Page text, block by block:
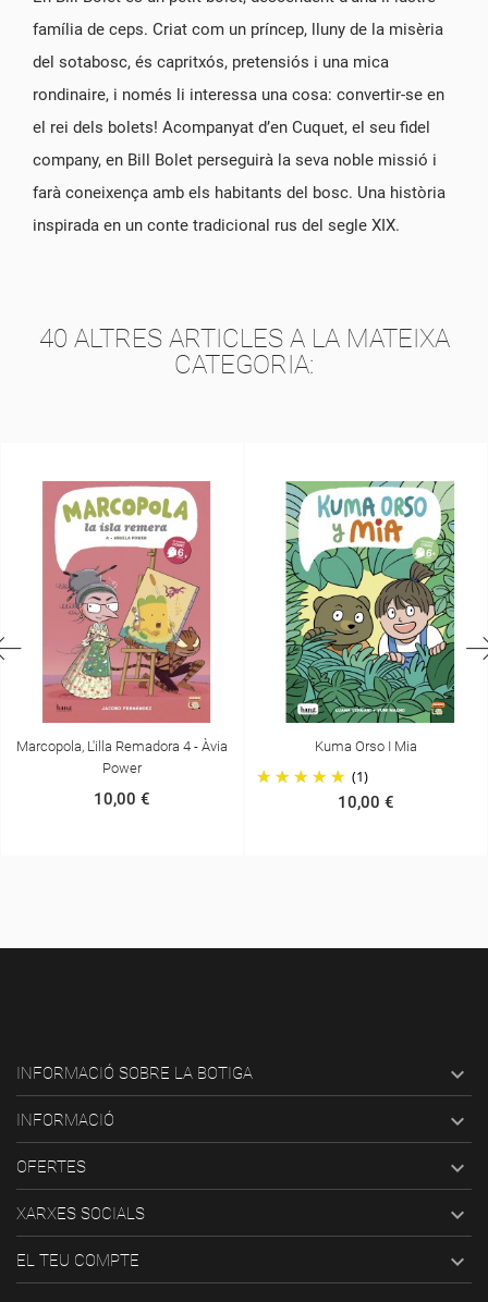
família de ceps. Criat com un príncep, lluny de la misèria
del sotabosc, és capritxós, pretensiós i una mica
rondinaire, i només li interessa una cosa: convertir-se en
el rei dels bolets! Acompanyat d’en Cuquet, el seu fidel
company, en Bill Bolet perseguirà la seva noble missió i
farà coneixença amb els habitants del bosc. Una història
inspirada en un conte tradicional rus del segle XIX.
40 ALTRES ARTICLES A LA MATEIXA
CATEGORIA:
Kuma Orso I Mia
(1)
10,00 €
En Martí I Els Monstres Perduts
(1)
10,00 €
INFORMACIÓ SOBRE LA BOTIGA 
INFORMACIÓ 
OFERTES 
XARXES SOCIALS 
EL TEU COMPTE 